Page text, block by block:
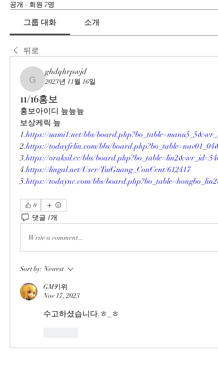
공개 · 회원 7명
그룹 대화 소개
뒤로
ghdqhrpwjd
ghdqhrpwjd
2023년 11월 16일
11/16홍보
홍보아이디 늪늪늪
보상케릭 늪
1.https://uami1.net/bbs/
2.https://todayfrlin.com/bbs/
3.https://oraksil.cc/bbs/
4.https://lingal.net/User/TuiGuang_ConCent/612417
5.https://todaync.com/bbs/
0
댓글 1개
Write a comment...
Sort by: Newest
GM키위
Nov 17, 2023
수고하셨습니다.ㅎ_ㅎ